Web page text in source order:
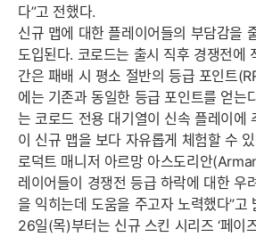
다”고 전했다.
신규 맵에 대한 플레이어들의 부담감을
도입된다. 코로드는 출시 직후 경쟁전에
간은 패배 시 평소 절반의 등급 포인트
에는 기존과 동일한 등급 포인트를 얻는
는 코로드 전용 대기열이 신속 플레이에
이 신규 맵을 보다 자유롭게 체험할 수
로덕트 매니저 아르망 아스도리안
레이어들이 경쟁전 등급 하락에 대한 우
을 익히는데 도움을 주고자 노력했다”고
26일(목)부터는 신규 스킨 시리즈 ‘페이